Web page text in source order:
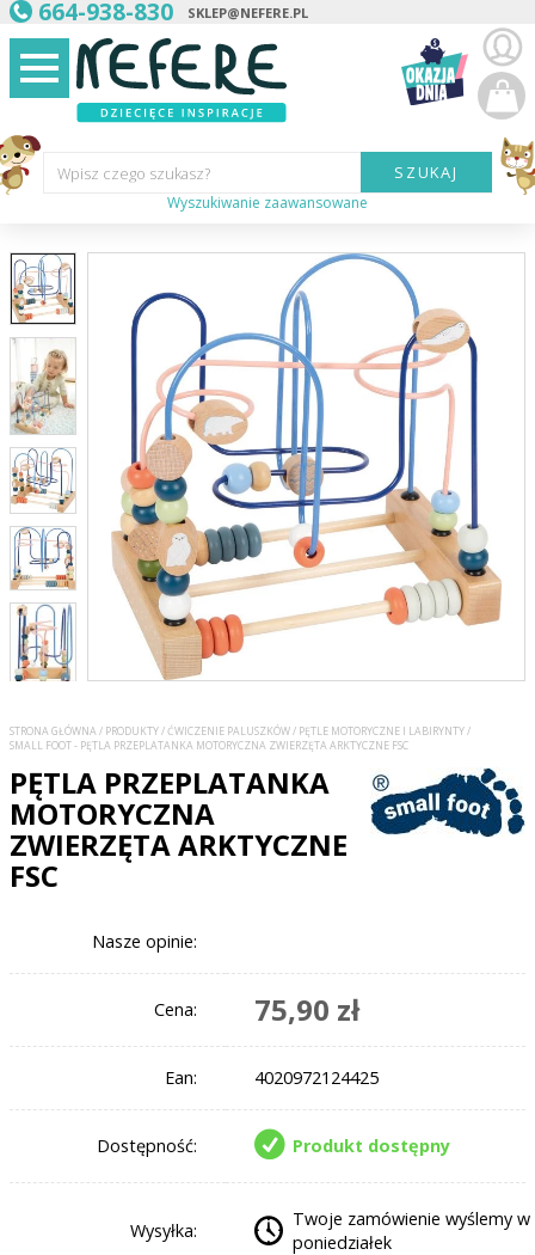
664-938-830 SKLEP@NEFERE.PL
Wpisz czego szukasz?
Kategoria:
Wiek
Płeć dziecka:
Cena od:
Cena do:
SZUKAJ
Wyszukiwanie zaawansowane
STRONA GŁÓWNA/ PRODUKTY/ĆWICZENIE PALUSZKÓW/ PĘTLE MOTORYCZNE I LABIRYNTY/
SMALL FOOT - PĘTLA PRZEPLATANKA MOTORYCZNA ZWIERZĘTA ARKTYCZNE FSC
PĘTLA PRZEPLATANKA
MOTORYCZNA
ZWIERZĘTA ARKTYCZNE
FSC
Nasze opinie:
Cena: 75,90 zł
Ean: 4020972124425
Dostępność: Produkt dostępny
Wysyłka:
Twoje zamówienie wyślemy w
poniedziałek